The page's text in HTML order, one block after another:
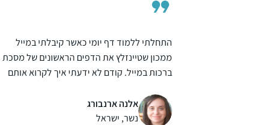
התחלתי ללמוד דף יומי כאשר קיבלתי במייל
ממכון שטיינזלץ את הדפים הראשונים של מסכת
ברכות במייל. קודם לא ידעתי איך לקרוא אותם
מודעת לעניין כי אני לא מדברת על כך בפומבי.
למדתי מהדפים דברים חדשים, כמו הקשר בין
אלנה ארנבורג
נשר, ישראל